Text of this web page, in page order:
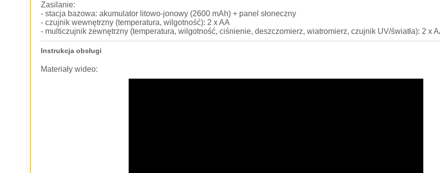
Zasilanie:
- stacja bazowa: akumulator litowo-jonowy (2600 mAh) + panel słoneczny
- czujnik wewnętrzny (temperatura, wilgotność): 2 x AA
- multiczujnik zewnętrzny (temperatura, wilgotność, ciśnienie, deszczomierz, wiatromierz, czujnik UV/światła): 2 x
Instrukcja obsługi
Materiały wideo: